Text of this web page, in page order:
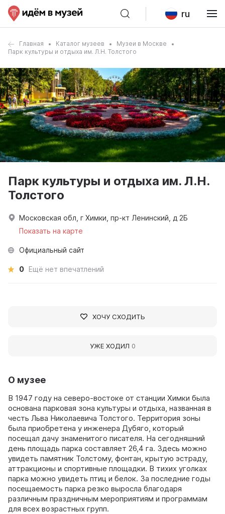
ru
Главная Каталог музеев
Музеи в Москве
Парк культуры и отдыха им. Л.Н. Толстого
О музее
В 1947 году на северо-востоке от станции Химки была
основана парковая зона культуры и отдыха, названная в
честь Льва Николаевича Толстого. Территория зоны
была приобретена у инженера Дубяго, который
посещал дачу знаменитого писателя. На сегодняшний
день площадь парка составляет 26,4 га. Здесь можно
увидеть памятник Толстому, фонтан, крытую эстраду,
аттракционы и спортивные площадки. В тихих уголках
парка можно увидеть птиц и белок. За последние годы
посещаемость парка резко выросла благодаря
различным праздничным мероприятиям и программам
для всех возрастных групп.
Парк культуры и отдыха им. Л.Н.
Толстого
Московская обл, г Химки, пр-кт Ленинский, д 2Б
Показать на карте
Официальный сайт
0 Ещё нет впечатлений
ХОЧУ СХОДИТЬ
УЖЕ ХОДИЛ 0